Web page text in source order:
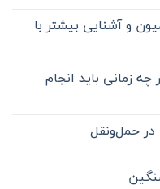
و آشنایی بیشتر با
زمانی باید انجام